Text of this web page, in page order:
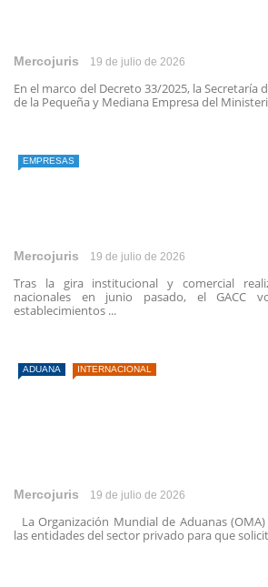
Mercojuris 19 de julio de 2026
En el marco del Decreto 33/2025, la Secretaría
de la Pequeña y Mediana Empresa del
EMPRESAS
Mercojuris 19 de julio de 2026
Tras la gira institucional y comercial
nacionales en junio pasado, el GACC
establecimientos ...
ADUANA INTERNACIONAL
Mercojuris 19 de julio de 2026
La Organización Mundial de Aduanas
las entidades del sector privado para que